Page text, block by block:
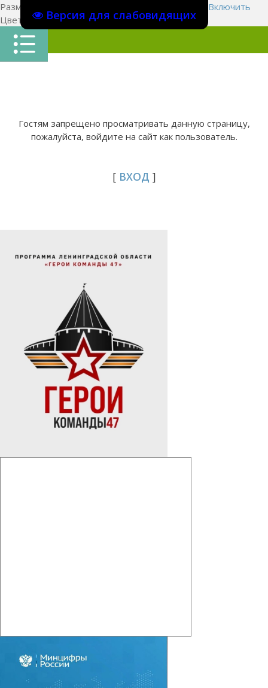
Версия для слабовидящих
Размер шрифта:
Включить
Цвет сайтаЦ Ц Ц Х
Гостям запрещено просматривать данную страницу,
пожалуйста, войдите на сайт как пользователь.
[ ВХОД ]